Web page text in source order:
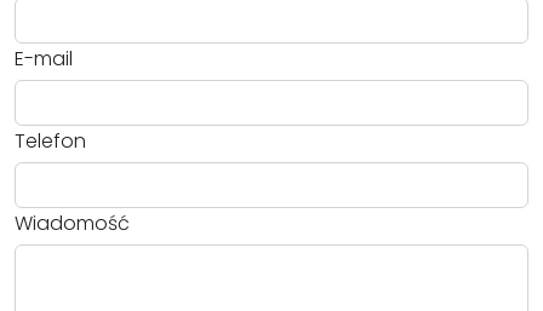
E-mail
Telefon
Wiadomość